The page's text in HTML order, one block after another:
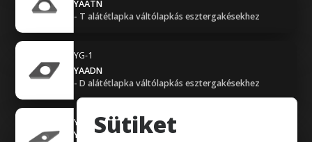
YAATN
- T alátétlapka váltólapkás esztergakésekhez
YG-1
YAADN
- D alátétlapka váltólapkás esztergakésekhez
YG-1
YAAVN-2-0002
Sütiket